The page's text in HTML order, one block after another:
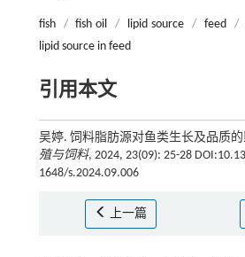
fish / fish oil / lipid source / feed /
lipid source in feed
引用本文
吴婷. 饲料脂肪源对鱼类生长及品质
殖与饲料, 2024, 23(09): 25-28
1648/s.2024.09.006
上一篇